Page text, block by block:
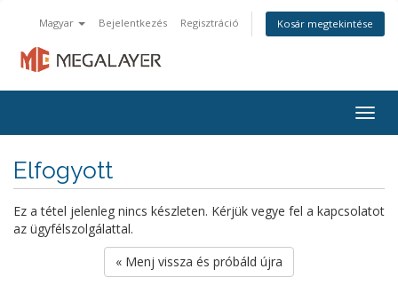
Magyar Bejelentkezés Regisztráció Kosár megtekintése
Elfogyott
Ez a tétel jelenleg nincs készleten. Kérjük vegye fel a kapcsolatot
az ügyfélszolgálattal.
« Menj vissza és próbáld újra